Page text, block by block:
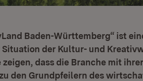
Baden-Württemberg“ ist
der Kultur- und
zeigen, dass die Branche mit
den Grundpfeilern des